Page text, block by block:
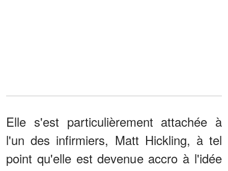
Elle s'est particulièrement attachée à
l'un des infirmiers, Matt Hickling, à tel
point qu'elle est devenue accro à l'idée